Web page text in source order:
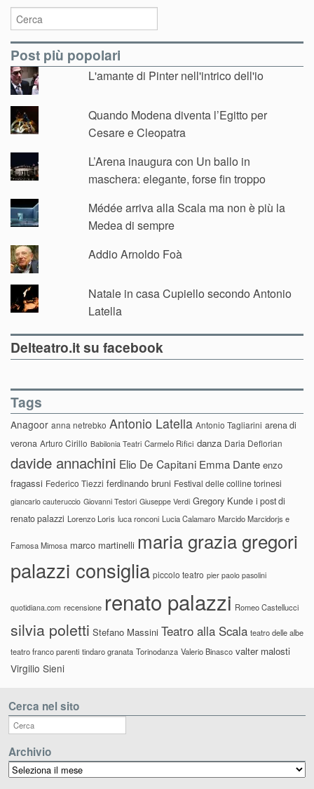
Post più popolari
L'amante di Pinter nell'intrico dell'io
Quando Modena diventa l’Egitto per
Cesare e Cleopatra
L’Arena inaugura con Un ballo in
maschera: elegante, forse fin troppo
Médée arriva alla Scala ma non è più la
Medea di sempre
Addio Arnoldo Foà
Natale in casa Cupiello secondo Antonio
Latella
Delteatro.it su facebook
Tags
Anagoor anna netrebko Antonio Latella Antonio Tagliarini arena di
verona Arturo Cirillo Babilonia Teatri Carmelo Rifici danza Daria Deflorian
davide annachini Elio De Capitani Emma Dante enzo
fragassi Federico Tiezzi ferdinando bruni Festival delle colline torinesi
giancarlo cauteruccio Giovanni Testori Giuseppe Verdi Gregory Kunde i post di
renato palazzi Lorenzo Loris luca ronconi Lucia Calamaro Marcido Marcidorjs e
Famosa Mimosa marco martinelli maria grazia gregori
palazzi consiglia piccolo teatro pier paolo pasolini
quotidiana.com recensione renato palazzi Romeo Castellucci
silvia poletti Stefano Massini Teatro alla Scala teatro delle albe
teatro franco parenti tindaro granata Torinodanza Valerio Binasco valter malosti
Virgilio Sieni
Cerca nel sito
Archivio
Archivio